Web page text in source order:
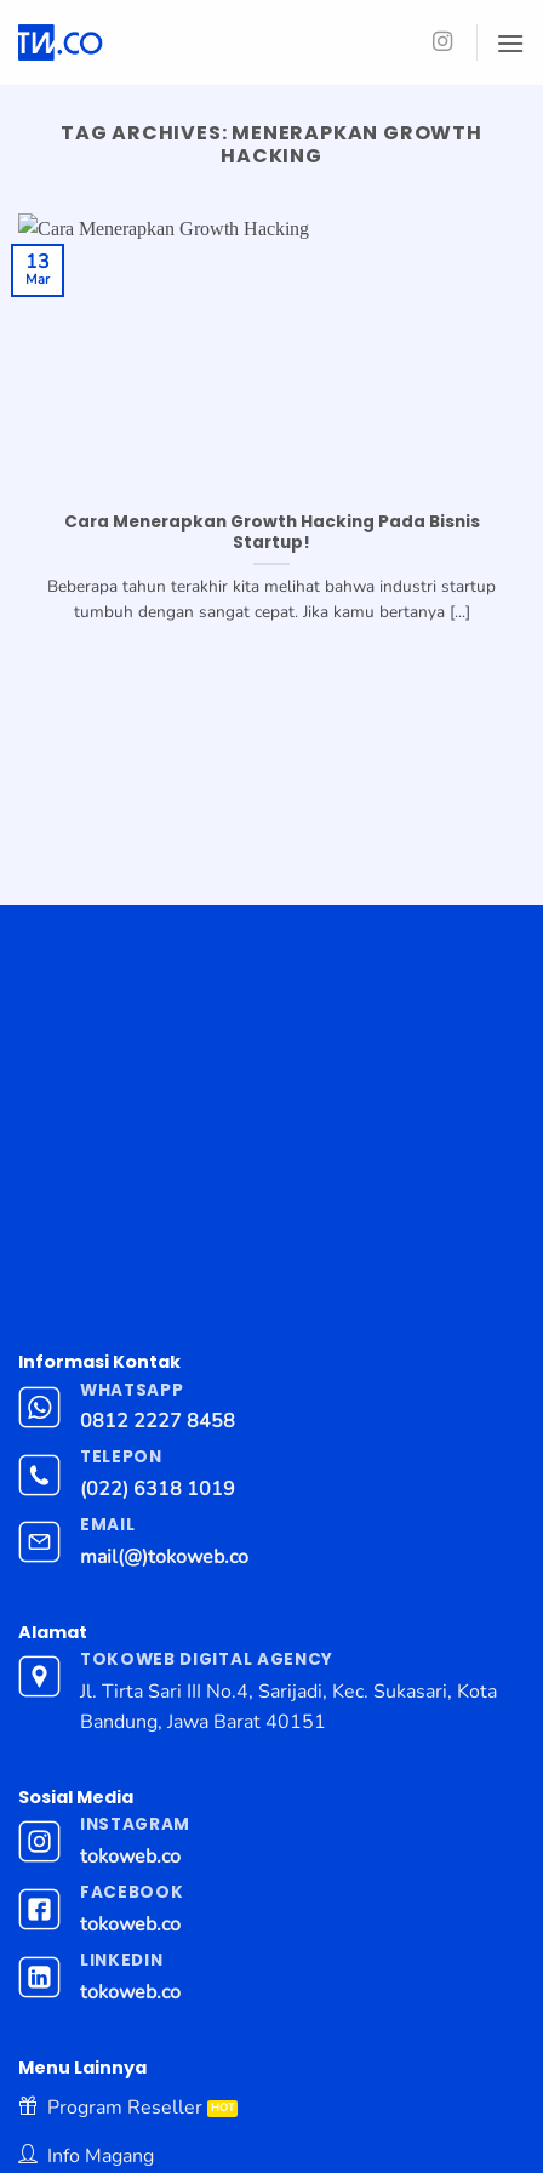
TAG ARCHIVES: MENERAPKAN GROWTH
HACKING
Cara Menerapkan Growth Hacking Pada Bisnis
Startup!
Beberapa tahun terakhir kita melihat bahwa industri startup
tumbuh dengan sangat cepat. Jika kamu bertanya [...]
13
Mar
Informasi Kontak
WHATSAPP
0812 2227 8458
TELEPON
(022) 6318 1019
EMAIL
mail(@)tokoweb.co
Alamat
TOKOWEB DIGITAL AGENCY
Jl. Tirta Sari III No.4, Sarijadi, Kec. Sukasari, Kota
Bandung, Jawa Barat 40151
Sosial Media
INSTAGRAM
tokoweb.co
FACEBOOK
tokoweb.co
LINKEDIN
tokoweb.co
Menu Lainnya
Program Reseller
Info Magang